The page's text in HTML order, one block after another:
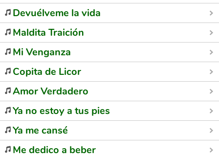
Devuélveme la vida
Maldita Traición
Mi Venganza
Copita de Licor
Amor Verdadero
Ya no estoy a tus pies
Ya me cansé
Me dedico a beber